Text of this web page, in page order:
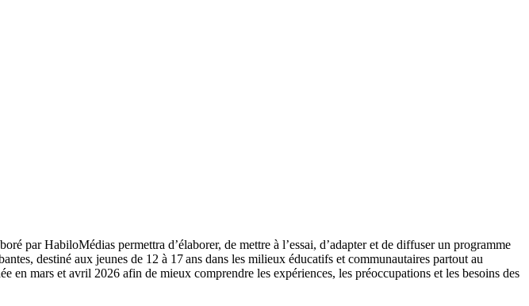
par HabiloMédias permettra d’élaborer, de mettre à l’essai, d’adapter et de diffuser un programme
destiné aux jeunes de 12 à 17 ans dans les milieux éducatifs et communautaires partout au
en mars et avril 2026 afin de mieux comprendre les expériences, les préoccupations et les besoins des